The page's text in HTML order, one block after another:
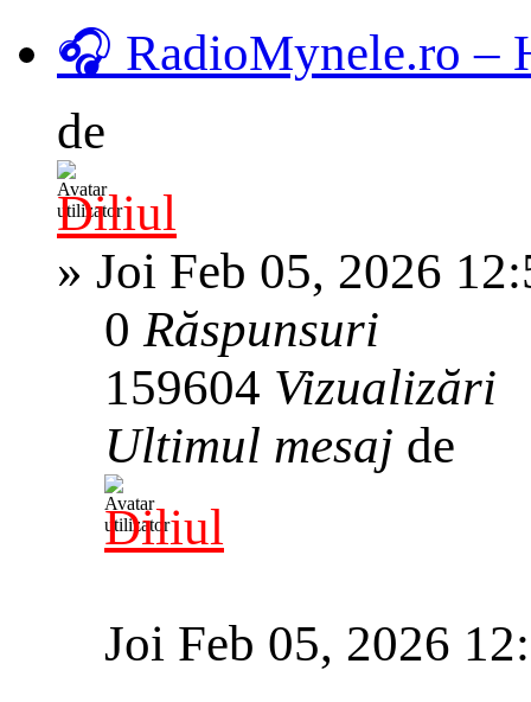
🎧 RadioMynele.ro –
de
Diliul
» Joi Feb 05, 2026
0Răspunsuri
159604 Vizualizări
Ultimul mesaj de
Diliul
Joi Feb 05, 2026